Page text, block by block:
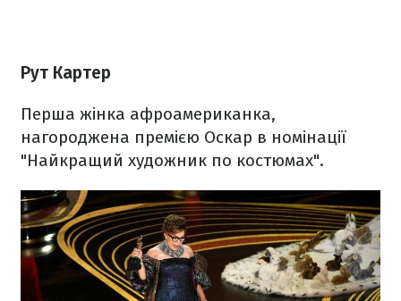
Рут Картер
Перша жінка афроамериканка,
нагороджена премією Оскар в номінації
"Найкращий художник по костюмах".